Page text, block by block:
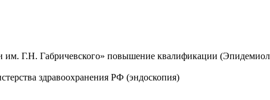
Г.Н. Габричевского» повышение квалификации
здравоохранения РФ (эндоскопия)